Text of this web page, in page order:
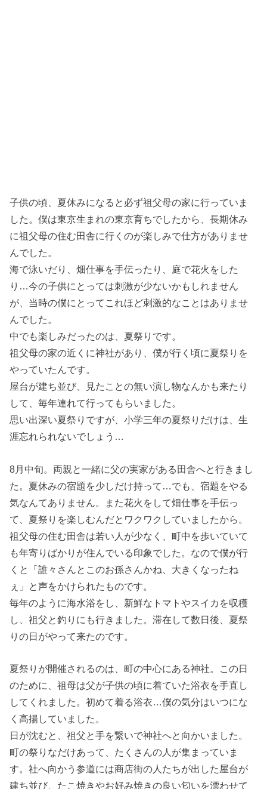
子供の頃、夏休みになると必ず祖父母の家に行っていま
した。僕は東京生まれの東京育ちでしたから、長期休み
に祖父母の住む田舎に行くのが楽しみで仕方がありませ
んでした。
海で泳いだり、畑仕事を手伝ったり、庭で花火をした
り…今の子供にとっては刺激が少ないかもしれません
が、当時の僕にとってこれほど刺激的なことはありませ
んでした。
中でも楽しみだったのは、夏祭りです。
祖父母の家の近くに神社があり、僕が行く頃に夏祭りを
やっていたんです。
屋台が建ち並び、見たことの無い演し物なんかも来たり
して、毎年連れて行ってもらいました。
思い出深い夏祭りですが、小学三年の夏祭りだけは、生
涯忘れられないでしょう…
8月中旬。両親と一緒に父の実家がある田舎へと行きまし
た。夏休みの宿題を少しだけ持って…でも、宿題をやる
気なんてありません。また花火をして畑仕事を手伝っ
て、夏祭りを楽しむんだとワクワクしていましたから。
祖父母の住む田舎は若い人が少なく、町中を歩いていて
も年寄りばかりが住んでいる印象でした。なので僕が行
くと「誰々さんとこのお孫さんかね、大きくなったね
ぇ」と声をかけられたものです。
毎年のように海水浴をし、新鮮なトマトやスイカを収穫
し、祖父と釣りにも行きました。滞在して数日後、夏祭
りの日がやって来たのです。
夏祭りが開催されるのは、町の中心にある神社。この日
のために、祖母は父が子供の頃に着ていた浴衣を手直し
してくれました。初めて着る浴衣…僕の気分はいつにな
く高揚していました。
日が沈むと、祖父と手を繋いで神社へと向かいました。
町の祭りなだけあって、たくさんの人が集まっていま
す。社へ向かう参道には商店街の人たちが出した屋台が
建ち並び、たこ焼きやお好み焼きの良い匂いを漂わせて